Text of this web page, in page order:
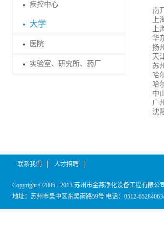
疾控中心
大学
医院
实验室、研究所、药厂
南
上
上
华
扬
天
苏
哈
哈
中
广
沈
联系我们 人才招聘
Copyright ©2005 - 2013 苏州市金燕净化设备工程有限公司
地址：苏州市吴中区东吴南路59号 电话：0512-